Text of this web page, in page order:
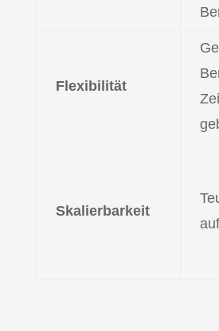
Flexibilität
Skalierbarkeit